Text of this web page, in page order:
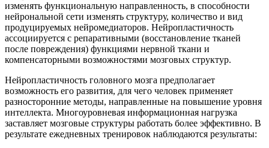
изменять функциональную направленность, в способности
нейрональной сети изменять структуру, количество и вид
продуцируемых нейромедиаторов. Нейропластичность
ассоциируется с репаративными (восстановление тканей
после повреждения) функциями нервной ткани и
компенсаторными возможностями мозговых структур.
Нейропластичность головного мозга предполагает
возможность его развития, для чего человек применяет
разносторонние методы, направленные на повышение уровня
интеллекта. Многоуровневая информационная нагрузка
заставляет мозговые структуры работать более эффективно. В
результате ежедневных тренировок наблюдаются результаты: